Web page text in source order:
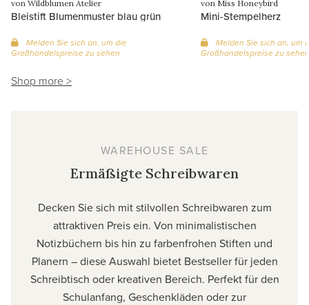
von Wildblumen Atelier
Bleistift Blumenmuster blau grün
Melden Sie sich an, um die
Großhandelspreise zu sehen
von Miss Honeybird
Mini-Stempelherz
Melden Sie sich an, um
Großhandelspreise zu sehen
Shop more >
WAREHOUSE SALE
Ermäßigte Schreibwaren
Decken Sie sich mit stilvollen Schreibwaren zum
attraktiven Preis ein. Von minimalistischen
Notizbüchern bis hin zu farbenfrohen Stiften und
Planern – diese Auswahl bietet Bestseller für jeden
Schreibtisch oder kreativen Bereich. Perfekt für den
Schulanfang, Geschenkläden oder zur